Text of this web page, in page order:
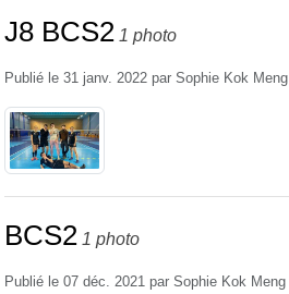
J8 BCS2 1 photo
Publié le 31 janv. 2022 par Sophie Kok Meng
BCS2 1 photo
Publié le 07 déc. 2021 par Sophie Kok Meng